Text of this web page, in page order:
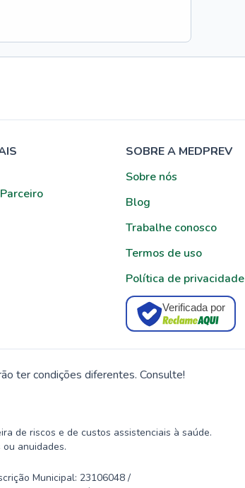
SOBRE A MEDPREV
Sobre nós
Blog
Trabalhe conosco
Termos de uso
Política de privacidade
Verificada por
ter condições diferentes. Consulte!
de riscos e de custos assistenciais à saúde.
anuidades.
Municipal: 23106048 /